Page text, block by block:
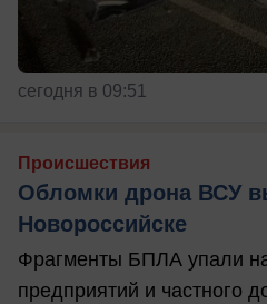
сегодня в 09:51
Происшествия
Обломки дрона ВСУ
Новороссийске
Фрагменты БПЛА упали
предприятий и частного